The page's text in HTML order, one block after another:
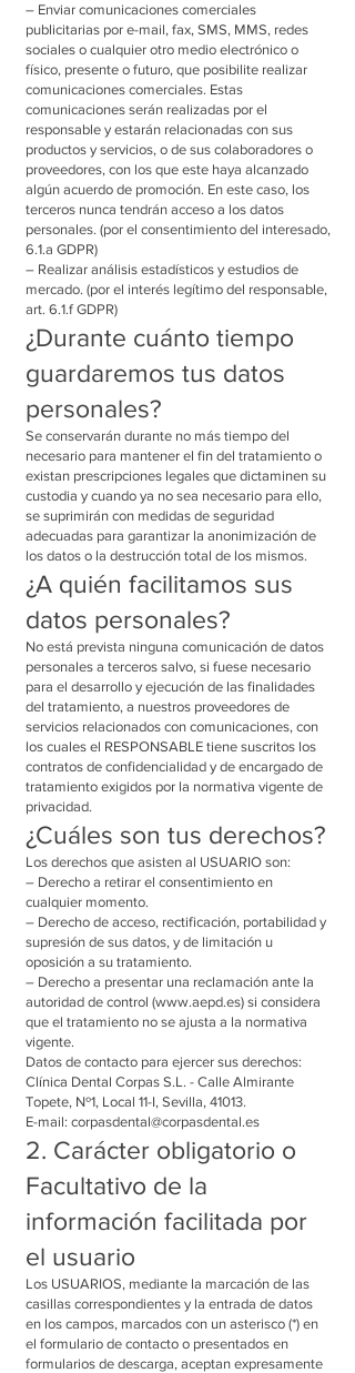
– Enviar comunicaciones comerciales
publicitarias por e-mail, fax, SMS, MMS, redes
sociales o cualquier otro medio electrónico o
físico, presente o futuro, que posibilite realizar
comunicaciones comerciales. Estas
comunicaciones serán realizadas por el
responsable y estarán relacionadas con sus
productos y servicios, o de sus colaboradores o
proveedores, con los que este haya alcanzado
algún acuerdo de promoción. En este caso, los
terceros nunca tendrán acceso a los datos
personales. (por el consentimiento del interesado,
6.1.a GDPR)
– Realizar análisis estadísticos y estudios de
mercado. (por el interés legítimo del responsable,
art. 6.1.f GDPR)
¿Durante cuánto tiempo
guardaremos tus datos
personales?
Se conservarán durante no más tiempo del
necesario para mantener el fin del tratamiento o
existan prescripciones legales que dictaminen su
custodia y cuando ya no sea necesario para ello,
se suprimirán con medidas de seguridad
adecuadas para garantizar la anonimización de
los datos o la destrucción total de los mismos.
¿A quién facilitamos sus
datos personales?
No está prevista ninguna comunicación de datos
personales a terceros salvo, si fuese necesario
para el desarrollo y ejecución de las finalidades
del tratamiento, a nuestros proveedores de
servicios relacionados con comunicaciones, con
los cuales el RESPONSABLE tiene suscritos los
contratos de confidencialidad y de encargado de
tratamiento exigidos por la normativa vigente de
privacidad.
¿Cuáles son tus derechos?
Los derechos que asisten al USUARIO son:
– Derecho a retirar el consentimiento en
cualquier momento.
– Derecho de acceso, rectificación, portabilidad y
supresión de sus datos, y de limitación u
oposición a su tratamiento.
– Derecho a presentar una reclamación ante la
autoridad de control (www.aepd.es) si considera
que el tratamiento no se ajusta a la normativa
vigente.
Datos de contacto para ejercer sus derechos:
Clínica Dental Corpas S.L. - Calle Almirante
Topete, Nº1, Local 11-I, Sevilla, 41013.
E-mail: corpasdental@corpasdental.es
2. Carácter obligatorio o
Facultativo de la
información facilitada por
el usuario
Los USUARIOS, mediante la marcación de las
casillas correspondientes y la entrada de datos
en los campos, marcados con un asterisco (*) en
el formulario de contacto o presentados en
formularios de descarga, aceptan expresamente